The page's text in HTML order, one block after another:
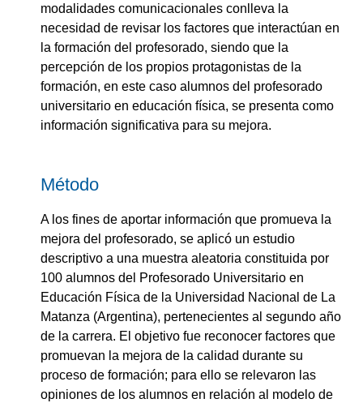
modalidades comunicacionales conlleva la
necesidad de revisar los factores que interactúan en
la formación del profesorado, siendo que la
percepción de los propios protagonistas de la
formación, en este caso alumnos del profesorado
universitario en educación física, se presenta como
información significativa para su mejora.
Método
A los fines de aportar información que promueva la
mejora del profesorado, se aplicó un estudio
descriptivo a una muestra aleatoria constituida por
100 alumnos del Profesorado Universitario en
Educación Física de la Universidad Nacional de La
Matanza (Argentina), pertenecientes al segundo año
de la carrera. El objetivo fue reconocer factores que
promuevan la mejora de la calidad durante su
proceso de formación; para ello se relevaron las
opiniones de los alumnos en relación al modelo de